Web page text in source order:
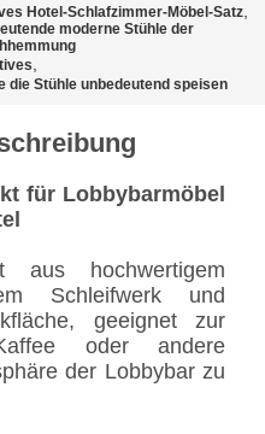
Hotel-Schlafzimmer-Möbel-Satz
moderne Stühle der
die Stühle unbedeutend speisen
für Lobbybarmöbel
aus hochwertigem
Schleifwerk und
geeignet zur
oder andere
der Lobbybar zu